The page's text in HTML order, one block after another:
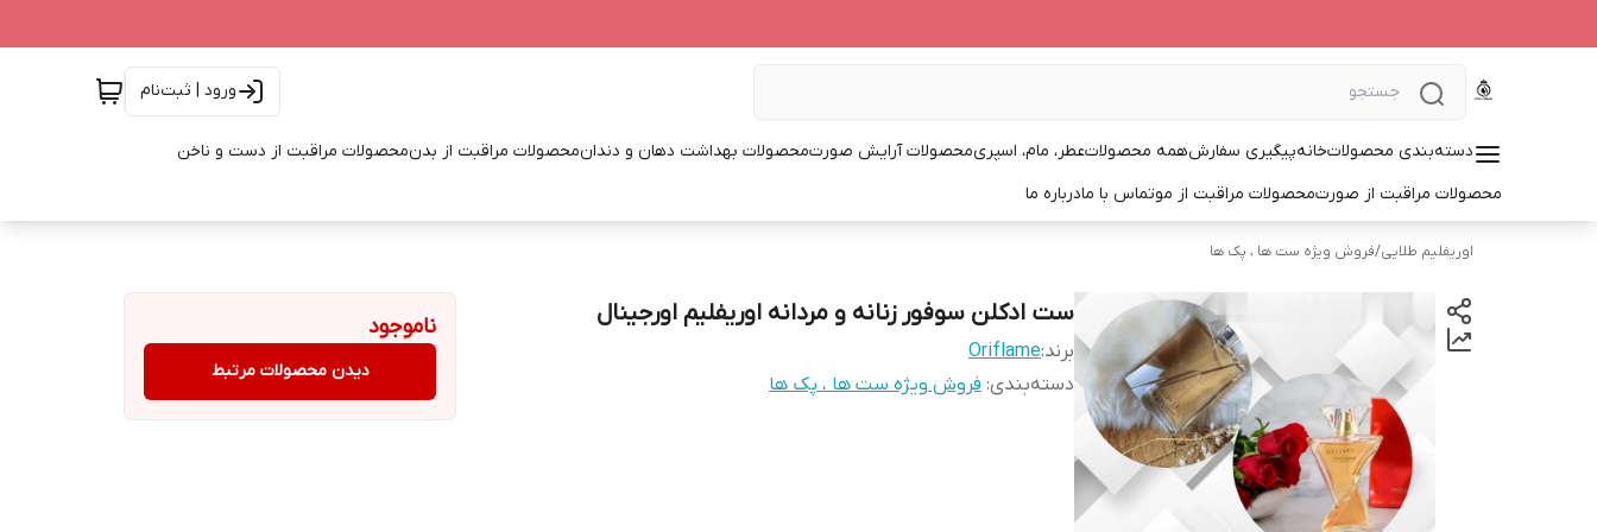
ورود | ثبت‌نام
دسته‌بندی محصولاتخانهپیگیری سفارشهمه محصولاتعطر، مام، اسپریمحصولات آرایش صورتمحصولات بهداشت دهان و دندانمحصولات مراقبت از بدنمحصولات مراقبت از دست و ناخن
محصولات مراقبت از صورتمحصولات مراقبت از موتماس با مادرباره ما
اوریفلیم طلایی/فروش ویژه ست ها ، پک ها
ست ادکلن سوفور زنانه و مردانه اوریفلیم اورجینال
برند:Oriflame
دسته‌بندی: فروش ویژه ست ها ، پک ها
ناموجود
دیدن محصولات مرتبط